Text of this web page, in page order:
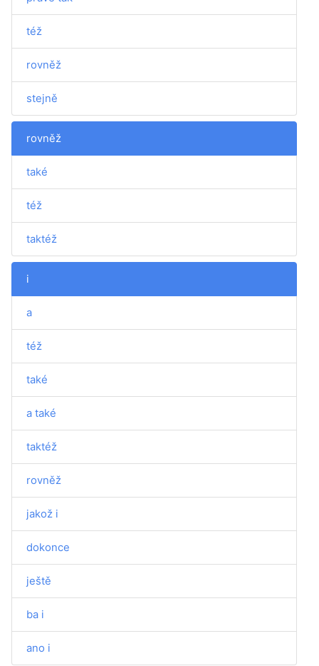
též
rovněž
stejně
rovněž
také
též
taktéž
i
a
též
také
a také
taktéž
rovněž
jakož i
dokonce
ještě
ba i
ano i